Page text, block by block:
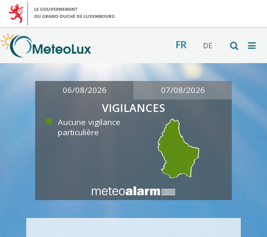
FR DE
06/08/2026 07/08/2026
VIGILANCES
Aucune vigilance
particulière